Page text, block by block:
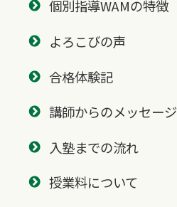
個別指導WAMの特徴
よろこびの声
合格体験記
講師からのメッセージ
入塾までの流れ
授業料について